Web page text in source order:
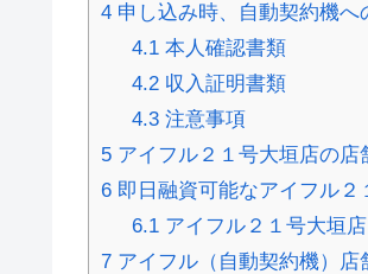
4 申し込み時、自動契約機へ
4.1本人確認書類
4.2収入証明書類
4.3注意事項
5 アイフル２１号大垣店の店
6 即日融資可能なアイフル
6.1アイフル２１号大垣
7 アイフル（自動契約機）